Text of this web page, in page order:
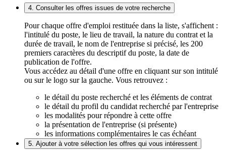
4. Consulter les offres issues de votre recherche
Pour chaque offre d'emploi restituée dans la liste, s'affichent :
l'intitulé du poste, le lieu de travail, la nature du contrat et la
durée de travail, le nom de l'entreprise si précisé, les 200
premiers caractères du descriptif du poste, la date de
publication de l'offre.
Vous accédez au détail d'une offre en cliquant sur son intitulé
ou sur le logo sur la gauche. Vous retrouvez :
le détail du poste recherché et les éléments de contrat
le détail du profil du candidat recherché par l'entreprise
les modalités pour répondre à cette offre
la présentation de l'entreprise (si présente)
les informations complémentaires le cas échéant
5. Ajouter à votre sélection les offres qui vous intéressent